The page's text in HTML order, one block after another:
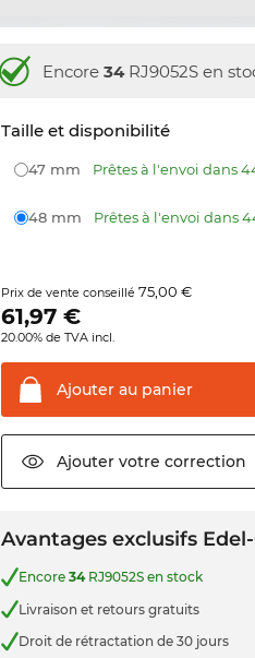
Encore34RJ9052S en
Taille et disponibilité
47 mm Prêtes à l'envoi dans
48 mm Prêtes à l'envoi dans
Prix de vente conseillé75,00 €
61,97 €
20.00% de TVA incl.
Ajouter au panier
Ajouter votre correction
Avantages exclusifs
Encore34RJ9052S en stock
Livraison et retours gratuits
Droit de rétractation de 30 jours